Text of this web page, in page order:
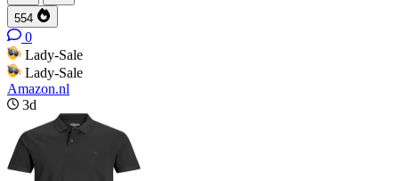
554
0
Lady-Sale
Lady-Sale
Amazon.nl
3d